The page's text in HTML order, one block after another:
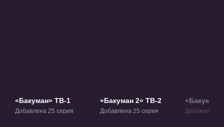
«Бакуман» ТВ-1
Добавлена 25 серия
«Бакуман 2» ТВ-2
Добавлена 25 серия
«Бакуман
Добавлена